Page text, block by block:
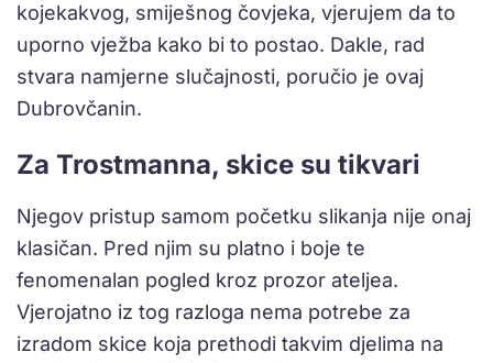
kojekakvog, smiješnog čovjeka, vjerujem da to
uporno vježba kako bi to postao. Dakle, rad
stvara namjerne slučajnosti, poručio je ovaj
Dubrovčanin.
Za Trostmanna, skice su tikvari
Njegov pristup samom početku slikanja nije onaj
klasičan. Pred njim su platno i boje te
fenomenalan pogled kroz prozor ateljea.
Vjerojatno iz tog razloga nema potrebe za
izradom skice koja prethodi takvim djelima na